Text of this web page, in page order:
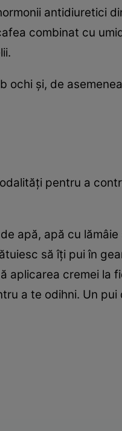
antidiuretici
combinat cu
ochi și, de
pentru a
apă, apă cu
să îți pui în
aplicarea cremei la
a te odihni. Un